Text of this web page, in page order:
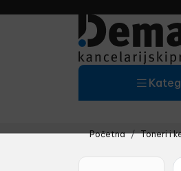
Početna Toneri i